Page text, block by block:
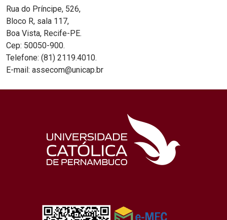
Rua do Príncipe, 526,
Bloco R, sala 117,
Boa Vista, Recife-PE.
Cep: 50050-900.
Telefone: (81) 2119.4010.
E-mail: assecom@unicap.br